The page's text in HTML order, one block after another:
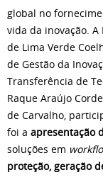
global no
vida da inovação. A
de Lima Verde
de Gestão da
Transferência de
Raque Araújo
de Carvalho,
foi a apresentação
soluções em
proteção, geração